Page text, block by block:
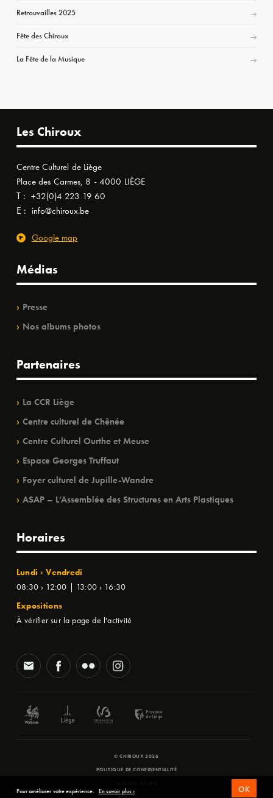
Retrouvailles 2025
Fête des Chiroux
La Fête de la Musique
Les Chiroux
Centre Culturel de Liège
Place des Carmes, 8 - 4000 LIÈGE
T : +32(0)4 223 19 60
E : info@chiroux.be
Google map
Médias
Presse
Nos albums photos
Partenaires
La CCR Liège
Centre culturel de Chênée
Centre Culturel Ourthe et Meuse
Espace Georges Truffaut
Foyer culturel de Jupille-Wandre
ASAP – L’Assemblée des Structures en Arts Plastiques
Horaires
Lundi › Vendredi
08:30 › 12:00 | 13:00 › 16:30
Expositions
À vérifier sur la page de l'activité
© CHIROUX 2026
POLITIQUE DE CONFIDENTIALITÉ
Pour améliorer votre expérience. En savoir plus › OK